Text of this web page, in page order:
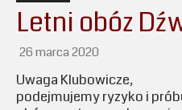
Letni obóz
26 marca 2020
Uwaga Klubowicze,
podejmujemy ryzyko i